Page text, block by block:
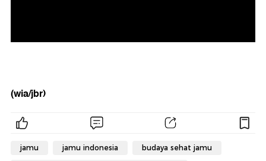
(wia/jbr)
jamu jamu indonesia budaya sehat jamu